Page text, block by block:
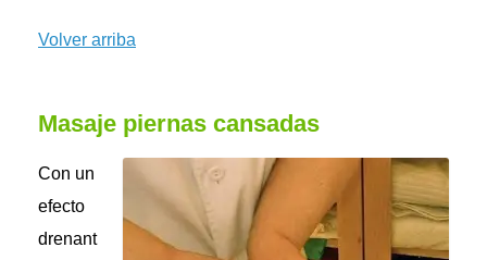
Volver arriba
Masaje piernas cansadas
Con un
efecto
drenant